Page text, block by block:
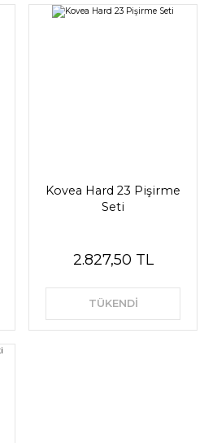
Kovea Hard 23 Pişirme
Seti
2.827,50 TL
TÜKENDİ